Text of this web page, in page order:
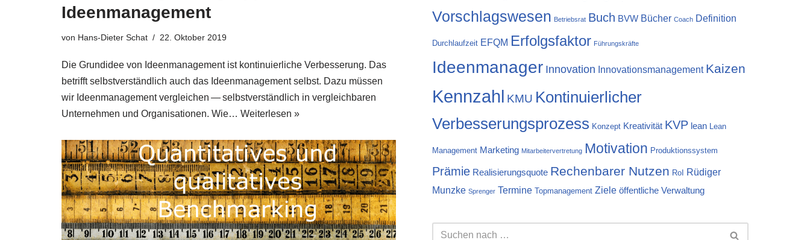
Ideenmanagement
von Hans-Dieter Schat 22. Oktober 2019
Die Grund­idee von Ideen­ma­nage­ment ist kon­ti­nu­ier­li­che Ver­bes­se­rung. Das
betrifft selbst­ver­ständ­lich auch das Ideen­ma­nage­ment selbst. Dazu müs­sen
wir Ideen­ma­nage­ment ver­glei­chen — selbst­ver­ständ­lich in ver­gleich­ba­ren
Unter­neh­men und Orga­ni­sa­tio­nen. Wie… Wei­ter­le­sen »
Vorschlagswesen Betriebsrat Buch BVW Bücher Coach Definition
Durchlaufzeit EFQM Erfolgsfaktor Führungskräfte
Ideenmanager Innovation Innovationsmanagement Kaizen
Kennzahl KMU Kontinuierlicher
Verbesserungsprozess Konzept Kreativität KVP lean Lean
Management Marketing Mitarbeitervertretung Motivation Produktionssystem
Prämie Realisierungsquote Rechenbarer Nutzen RoI Rüdiger
Munzke Sprenger Termine Topmanagement Ziele öffentliche Verwaltung